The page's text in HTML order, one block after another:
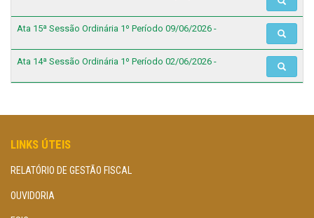
Ata 15ª Sessão Ordinária 1º Período 09/06/2026 -
Ata 14ª Sessão Ordinária 1º Período 02/06/2026 -
LINKS ÚTEIS
RELATÓRIO DE GESTÃO FISCAL
OUVIDORIA